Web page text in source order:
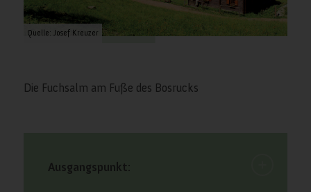
Quelle: Josef Kreuzer
Die Fuchsalm am Fuße des Bosrucks
Ausgangspunkt: